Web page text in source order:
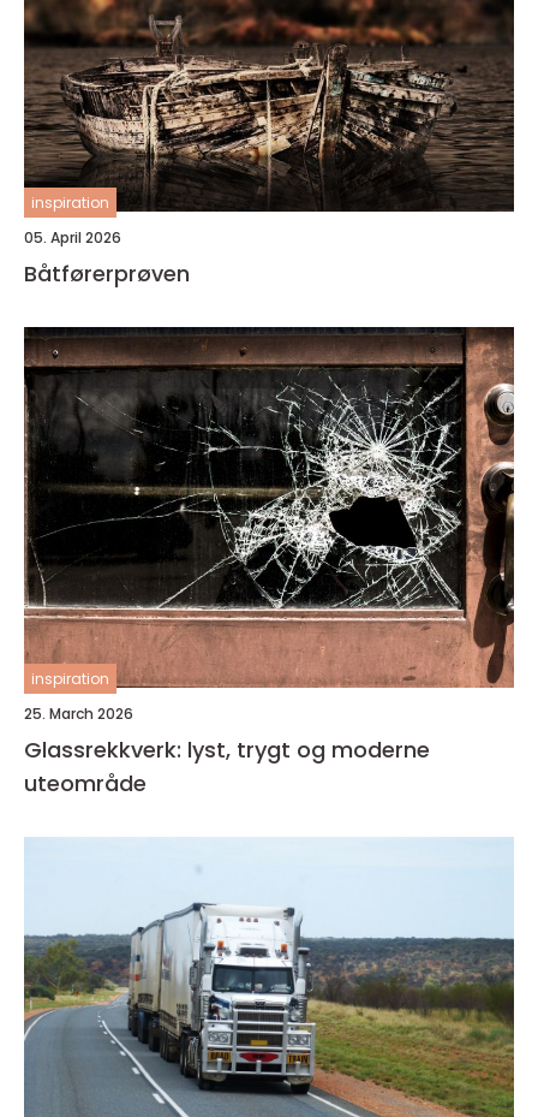
inspiration
05. April 2026
Båtførerprøven
inspiration
25. March 2026
Glassrekkverk: lyst, trygt og moderne
uteområde